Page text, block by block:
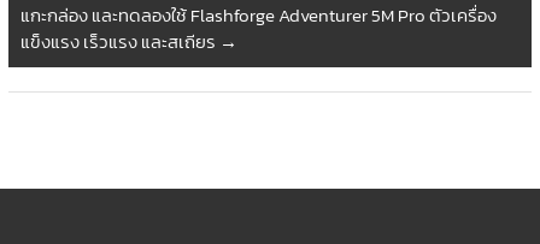
แกะกล่อง และทดลองใช้ Flashforge Adventurer 5M Pro ตัวเครื่อง
แข็งแรง เร็วแรง และสเถียร →